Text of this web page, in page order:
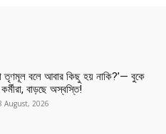
তৃণমূল বলে আবার কিছু হয় নাকি?’— বুকে
বাড়ছে অস্বস্তি!
August, 2026